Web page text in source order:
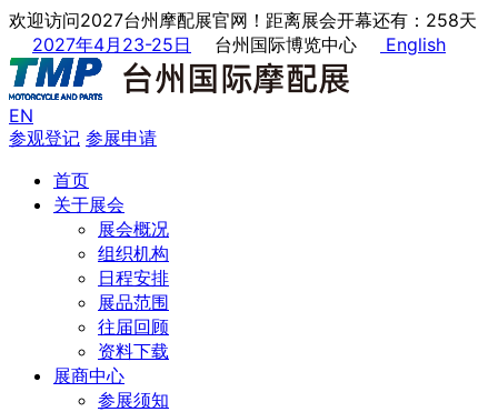
欢迎访问2027台州摩配展官网！距离展会开幕还有：258天
2027年4月23-25日
台州国际博览中心 English
EN
参观登记 参展申请
首页
关于展会
展会概况
组织机构
日程安排
展品范围
往届回顾
资料下载
展商中心
参展须知